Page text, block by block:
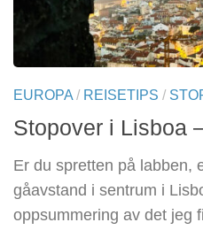
EUROPA/ REISETIPS /
Stopover i Lisboa
Er du spretten på labben,
gåavstand i sentrum i
oppsummering av det jeg